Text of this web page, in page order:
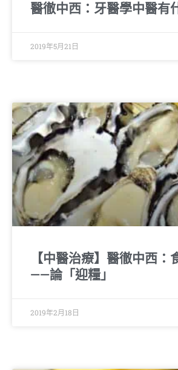
醫徹中西：牙醫學中醫有
2019年5月21日
【中醫治療】醫徹中西：
——論「迎糧」
2019年2月18日